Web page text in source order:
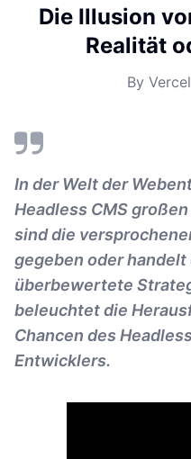
Die Illusion
Realität
By Vercel
In der Welt der
Headless CMS
sind die
gegeben oder handelt
überbewertete
beleuchtet die
Chancen des
Entwicklers.